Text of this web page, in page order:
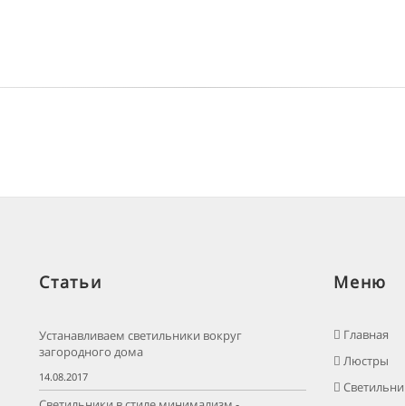
Статьи
Устанавливаем светильники вокруг
загородного дома
14.08.2017
Меню
Главная
Люстры